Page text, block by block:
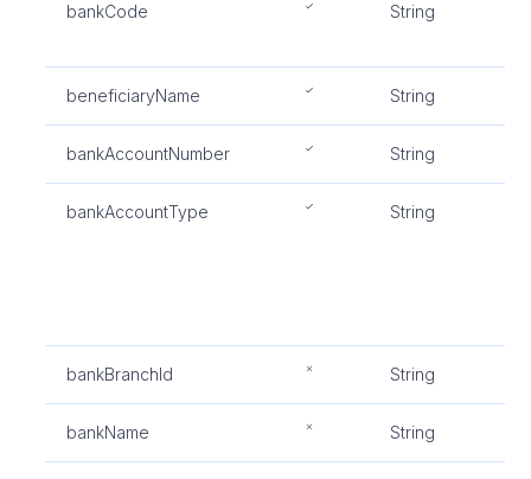
bankCode String
beneficiaryName String
bankAccountNumber String
bankAccountType String
bankBranchId String
bankName String